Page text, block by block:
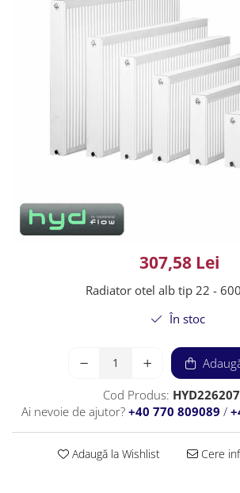
307,58 Lei
Radiator otel alb tip 22 -
În stoc
Cod Produs: HYD226207
Ai nevoie de ajutor? +40 770 809089 /
Adaugă la Wishlist Cere